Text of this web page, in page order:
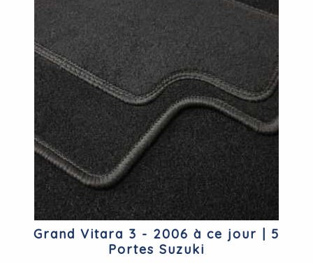
Grand Vitara 3 - 2006 à ce jour | 5
Portes Suzuki